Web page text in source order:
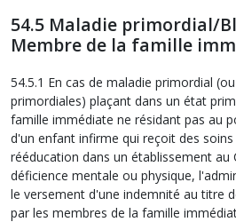
54.5 Maladie primordial/
Membre de la famille
54.5.1 En cas de maladie primordial
primordiales) plaçant dans un état
famille immédiate ne résidant pas au
d'un enfant infirme qui reçoit des
rééducation dans un établissement au
déficience mentale ou physique,
le versement d'une indemnité au titre
par les membres de la famille